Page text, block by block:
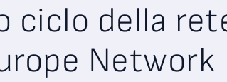
ciclo della
Network